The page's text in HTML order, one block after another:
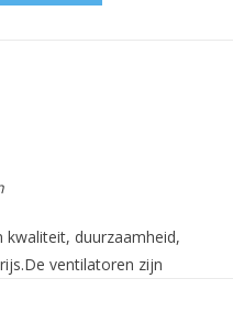
duurzaamheid,
ventilatoren zijn